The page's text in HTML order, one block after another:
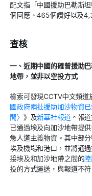
配文指「中國援助巴勒斯
個回應、465個讚好以及
查核
一、近期中國的確曾援助
地帶，並非以空投方式
檢索可發現CCTV中文頻道
國政府兩批援助加沙物資
間〉 》及新華社報道。報
已通過埃及向加沙地帶提
急人道主義物資。其中部
埃及機場和港口，並將通
接埃及和加沙地帶之間的
投的方式運送，與報道不符